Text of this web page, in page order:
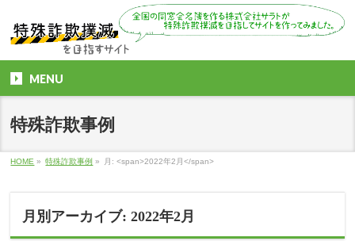
MENU
特殊詐欺事例
HOME » 特殊詐欺事例 » 月: <span>2022年2月</span>
月別アーカイブ: 2022年2月